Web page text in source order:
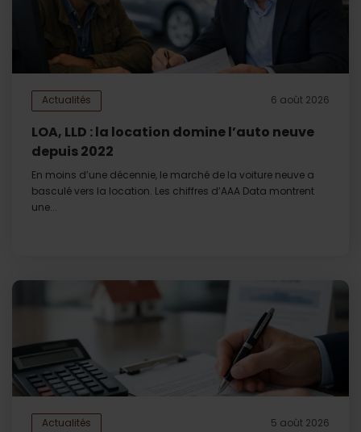
Actualités 6 août 2026
LOA, LLD : la location domine l’auto neuve
depuis 2022
En moins d’une décennie, le marché de la voiture neuve a
basculé vers la location. Les chiffres d’AAA Data montrent
une...
Actualités 5 août 2026